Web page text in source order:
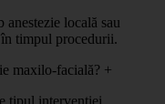
locală sau
timpul procedurii.
maxilo-facială? +
tipul intervenției.